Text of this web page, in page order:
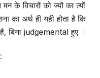
के विचारों को ज्यों का त्यों
का अर्थ ही यही होता है कि
बिना judgemental हुए ।